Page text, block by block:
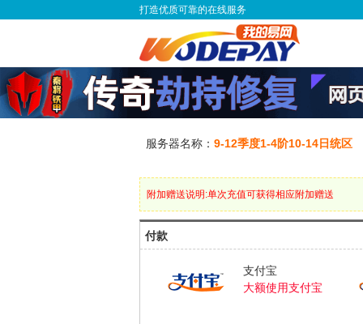
打造优质可靠的在线服务
服务器名称： 9-12季度1-4阶10-14日统区
附加赠送说明:单次充值可获得相应附加赠送
付款
支付宝
大额使用支付宝